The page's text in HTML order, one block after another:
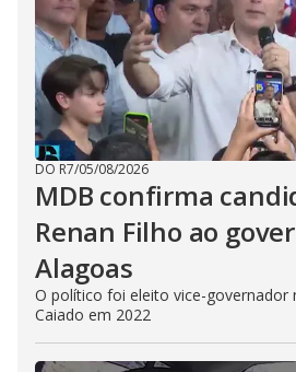
DO R7/05/08/2026
MDB confirma
Renan Filho ao
Alagoas
O político foi eleito vice-governador
Caiado em 2022